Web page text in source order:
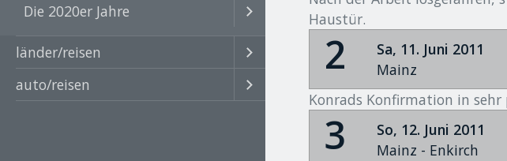
Die 2020er Jahre
länder/reisen
auto/reisen
Haustür.
2
Sa, 11. Juni 2011
Mainz
Konrads Konfirmation in
3
So, 12. Juni 2011
Mainz - Enkirch